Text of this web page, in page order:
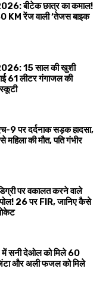
बीटेक छात्र का कमाल!
KM रेंज वाली ‘तेजस बाइक
15 साल की खुशी
61 लीटर गंगाजल की
पर दर्दनाक सड़क हादसा,
महिला की मौत, पति गंभीर
पर वकालत करने वाले
26 पर FIR, जानिए कैसे
सनी देओल को मिले ₹60
और अली फजल को मिले